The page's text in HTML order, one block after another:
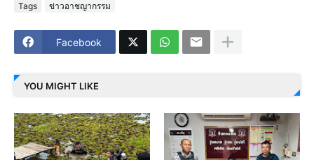
Tags ข่าวอาชญากรรม
Facebook
YOU MIGHT LIKE